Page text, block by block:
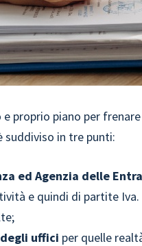
proprio piano per
suddiviso in tre punti:
ed Agenzia delle
e quindi di partite
uffici per quelle